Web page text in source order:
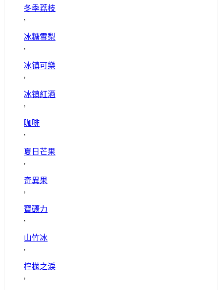
冬季荔枝
,
冰糖雪梨
,
冰镇可樂
,
冰镇紅酒
,
咖啡
,
夏日芒果
,
奇異果
,
寶礦力
,
山竹冰
,
檸檬之淚
,